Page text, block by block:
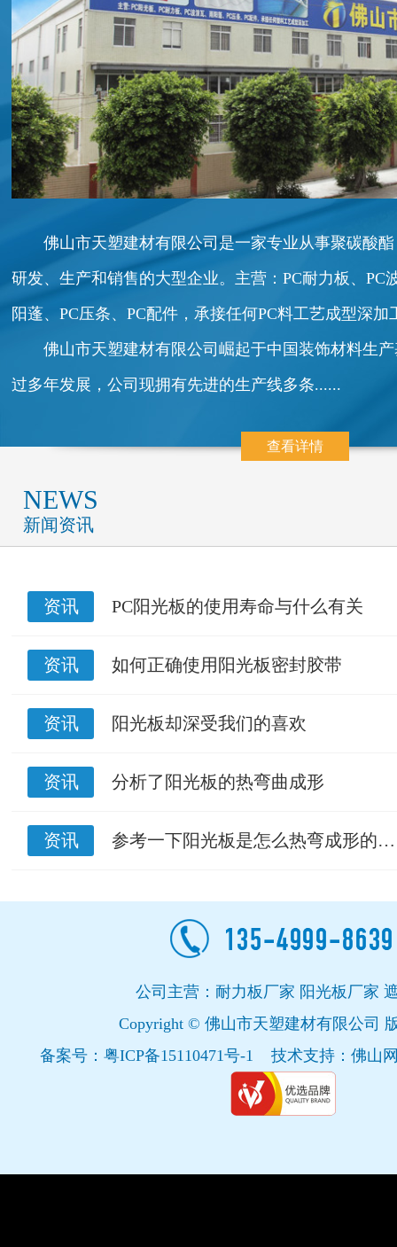
佛山市天塑建材有限公司是一家专业从事聚碳酸
研发、生产和销售的大型企业。主营：PC耐力板、PC
阳蓬、PC压条、PC配件，承接任何PC料工艺成型深加
佛山市天塑建材有限公司崛起于中国装饰材料生
过多年发展，公司现拥有先进的生产线多条......
查看详情
NEWS
新闻资讯
资讯 PC阳光板的使用寿命与什么有关
资讯 如何正确使用阳光板密封胶带
资讯 阳光板却深受我们的喜欢
资讯 分析了阳光板的热弯曲成形
资讯 参考一下阳光板是怎么热弯成形的…
公司主营：耐力板厂家 阳光板厂家
Copyright © 佛山市天塑建材有限公司
备案号：粤ICP备15110471号-1 技术支持：佛山